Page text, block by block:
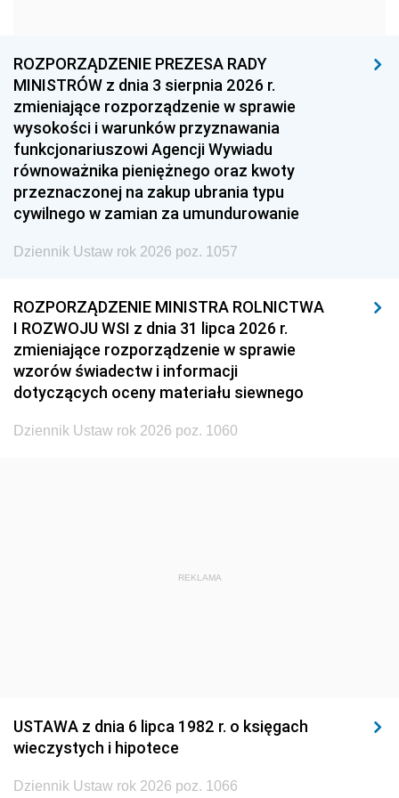
1957 1956
1954 1953
1951 1950
1948 1947
1945 1944 1939
1938 1937 1936
1935 1934
1929 1928 1927
1926 1925 1924
1923 1922
ROZPORZĄDZENIE PREZESA RADY
MINISTRÓW z dnia 3 sierpnia 2026 r.
zmieniające rozporządzenie w sprawie
wysokości i warunków przyznawania
funkcjonariuszowi Agencji Wywiadu
równoważnika pieniężnego oraz kwoty
przeznaczonej na zakup ubrania typu
cywilnego w zamian za umundurowanie
Dziennik Ustaw rok 2026 poz. 1057
ROZPORZĄDZENIE MINISTRA ROLNICTWA
I ROZWOJU WSI z dnia 31 lipca 2026 r.
zmieniające rozporządzenie w sprawie
wzorów świadectw i informacji
dotyczących oceny materiału siewnego
Dziennik Ustaw rok 2026 poz. 1060
REKLAMA
USTAWA z dnia 6 lipca 1982 r. o księgach
wieczystych i hipotece
Dziennik Ustaw rok 2026 poz. 1066